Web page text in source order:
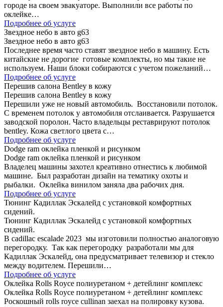
городе на своем эвакуаторе. Выполнили все работы по
оклейке…
Подробнее об услуге
Звездное небо в авто g63
Звездное небо в авто g63
Последнее время часто ставят звездное небо в машину. Есть
китайские не дорогие готовые комплекты, но мы такие не
используем. Наши блоки собираются с учетом пожеланий…
Подробнее об услуге
Перешив салона Bentley в кожу
Перешив салона Bentley в кожу
Перешили уже не новый автомобиль. Восстановили потолок.
С временем потолок у автомобиля отслаивается. Разрушается
заводской поролон. Часто владельцы реставрируют потолок
bentley. Кожа светлого цвета с…
Подробнее об услуге
Dodge ram оклейка пленкой и рисунком
Dodge ram оклейка пленкой и рисунком
Владелец машины захотел креативно отнестись к любимой
машине. Был разработан дизайн на тематику охоты и
рыбалки. Оклейка винилом заняла два рабочих дня.
Подробнее об услуге
Тюнинг Кадиллак Эскалейд с установкой комфортных
сидений.
Тюнинг Кадиллак Эскалейд с установкой комфортных
сидений.
В cadillac escalade 2023 мы изготовили полностью аналоговую
перегородку. Так как перегородку разработали мы для
Кадиллак Эскалейд, она предусматривает телевизор и стекло
между водителем. Перешили…
Подробнее об услуге
Оклейка Rolls Royce полиуретаном + детейлинг комплекс
Оклейка Rolls Royce полиуретаном + детейлинг комплекс
Роскошный rolls royce cullinan заехал на полировку кузова.